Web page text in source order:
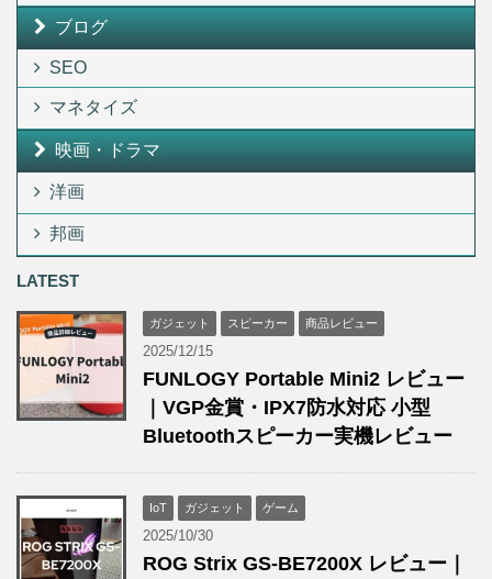
ブログ
SEO
マネタイズ
映画・ドラマ
洋画
邦画
LATEST
ガジェット スピーカー 商品レビュー
2025/12/15
FUNLOGY Portable Mini2 レビュー
｜VGP金賞・IPX7防水対応 小型
Bluetoothスピーカー実機レビュー
IoT ガジェット ゲーム
2025/10/30
ROG Strix GS-BE7200X レビュー｜